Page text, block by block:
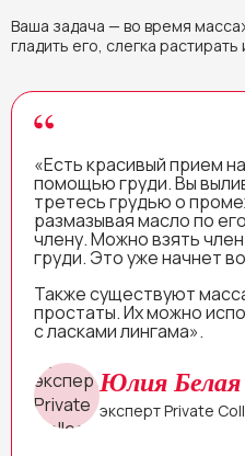
Ваша задача — во время
гладить его, слегка растирать
«Есть красивый прием
помощью груди. Вы
третесь грудью о
размазывая масло по
члену. Можно взять
груди. Это уже начнет
Также существуют
простаты. Их можно
с ласками лингама».
Юлия Белая
эксперт Private